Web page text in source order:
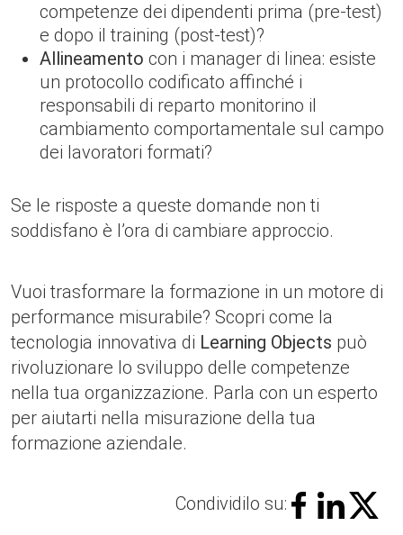
competenze dei dipendenti prima (pre-test)
e dopo il training (post-test)?
Allineamento con i manager di linea: esiste
un protocollo codificato affinché i
responsabili di reparto monitorino il
cambiamento comportamentale sul campo
dei lavoratori formati?
Se le risposte a queste domande non ti
soddisfano è l’ora di cambiare approccio.
Vuoi trasformare la formazione in un motore di
performance misurabile? Scopri come la
tecnologia innovativa di Learning Objects può
rivoluzionare lo sviluppo delle competenze
nella tua organizzazione. Parla con un esperto
per aiutarti nella misurazione della tua
formazione aziendale.
Condividilo su: